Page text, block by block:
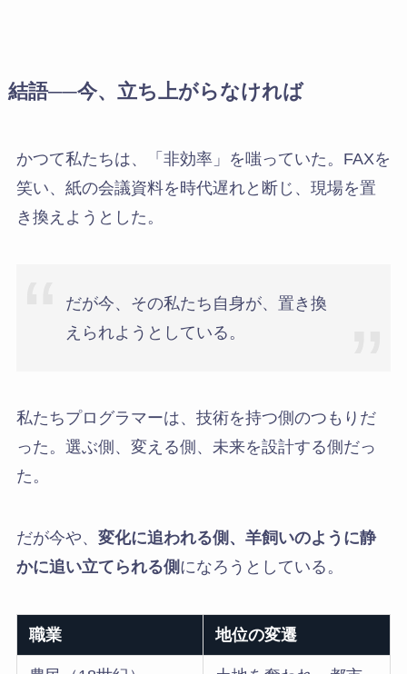
結語──今、立ち上がらなければ
かつて私たちは、「非効率」を嗤っていた。FAXを
笑い、紙の会議資料を時代遅れと断じ、現場を置
き換えようとした。
だが今、その私たち自身が、置き換
えられようとしている。
私たちプログラマーは、技術を持つ側のつもりだ
った。選ぶ側、変える側、未来を設計する側だっ
た。
だが今や、 変化に追われる側、羊飼いのように静
かに追い立てられる側 になろうとしている。
職業 地位の変遷